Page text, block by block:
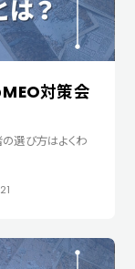
MEO対策会
選び方はよくわ